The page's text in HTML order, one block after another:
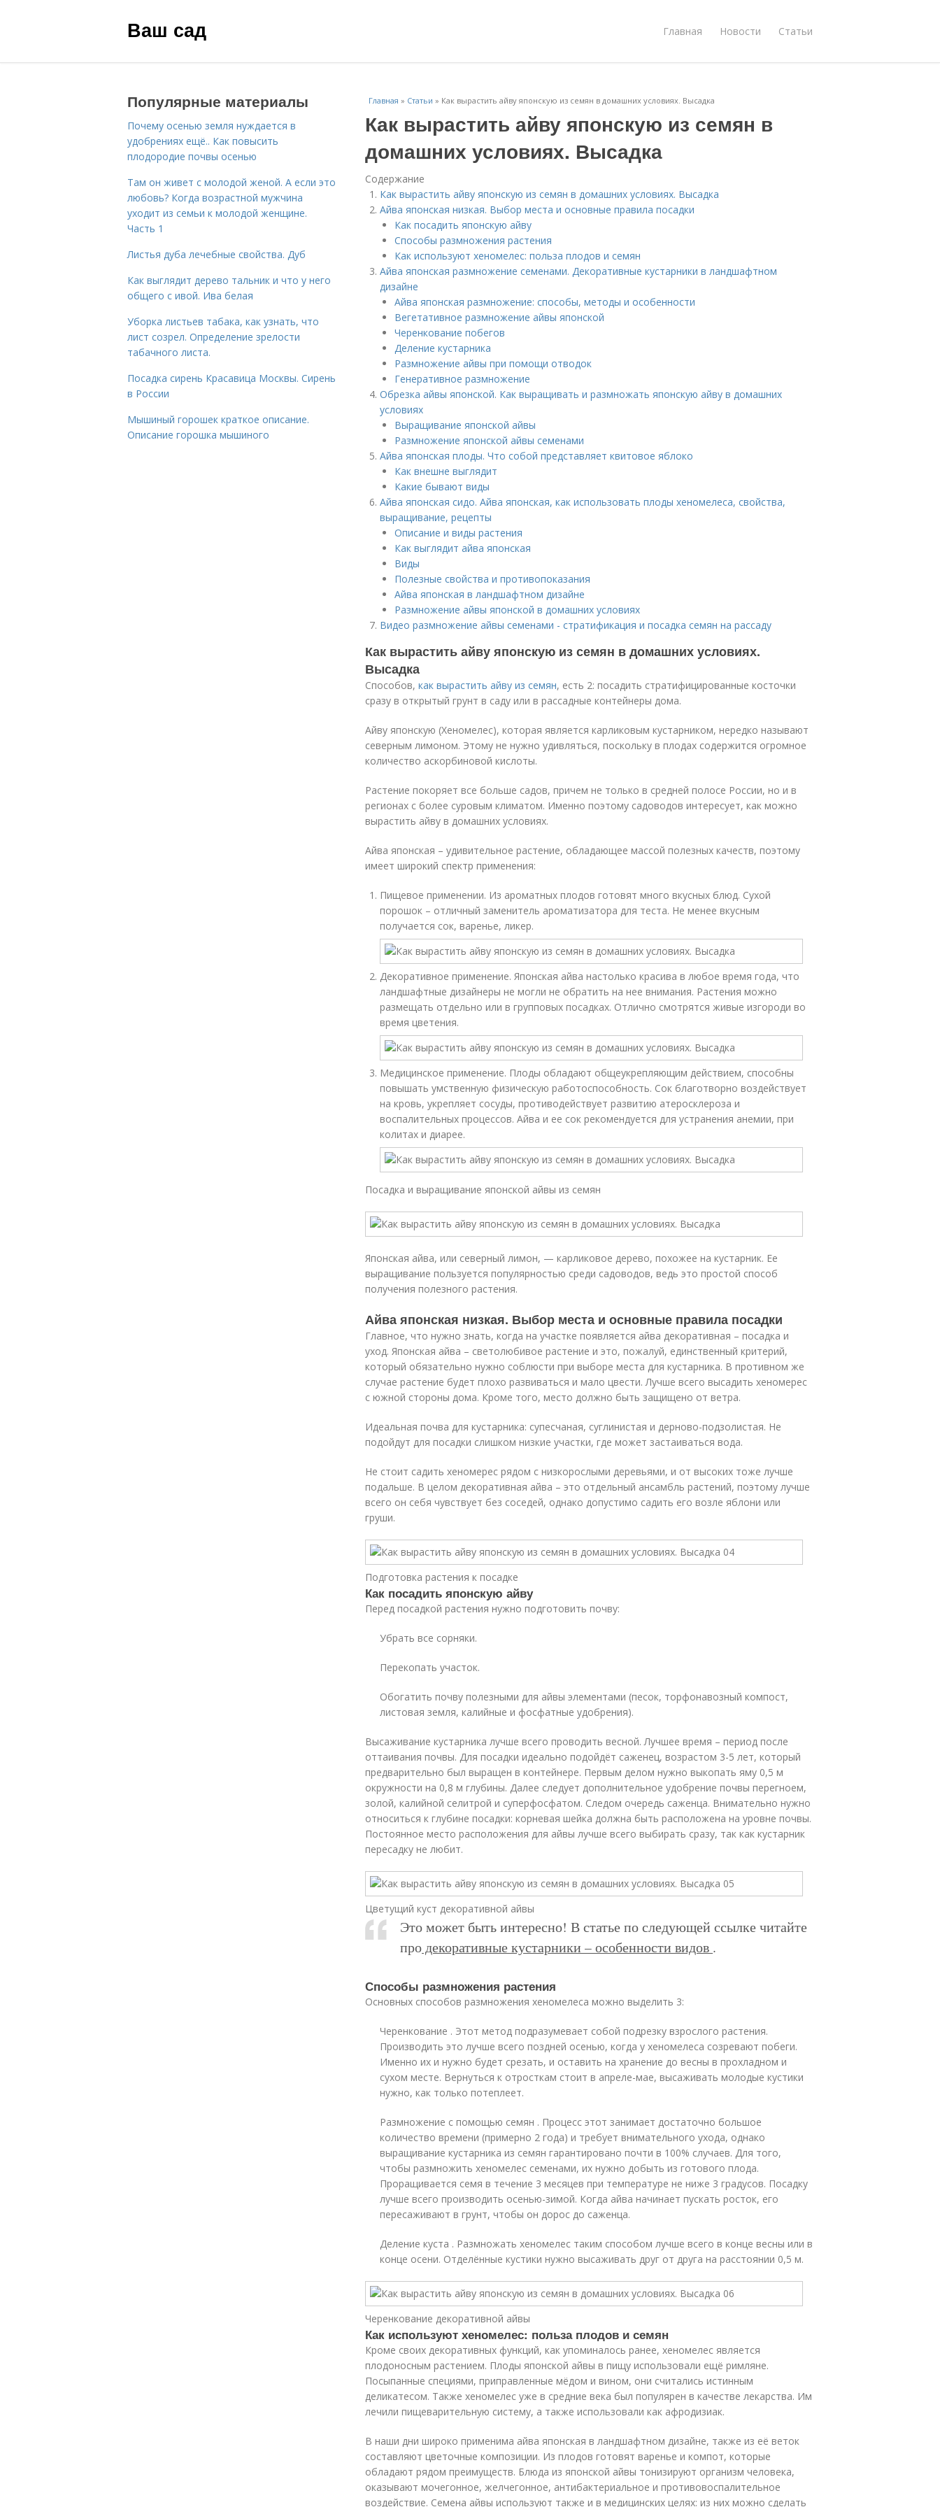
Ваш сад Главная Новости Статьи
Главная » Статьи » Как вырастить айву японскую из семян в домашних условиях. Высадка
Как вырастить айву японскую из семян в
домашних условиях. Высадка
Содержание
Как вырастить айву японскую из семян в домашних условиях. Высадка
Айва японская низкая. Выбор места и основные правила посадки
Как посадить японскую айву
Способы размножения растения
Как используют хеномелес: польза плодов и семян
Айва японская размножение семенами. Декоративные кустарники в ландшафтном
дизайне
Айва японская размножение: способы, методы и особенности
Вегетативное размножение айвы японской
Черенкование побегов
Деление кустарника
Размножение айвы при помощи отводок
Генеративное размножение
Обрезка айвы японской. Как выращивать и размножать японскую айву в домашних
условиях
Выращивание японской айвы
Размножение японской айвы семенами
Айва японская плоды. Что собой представляет квитовое яблоко
Как внешне выглядит
Какие бывают виды
Айва японская сидо. Айва японская, как использовать плоды хеномелеса, свойства,
выращивание, рецепты
Описание и виды растения
Как выглядит айва японская
Виды
Полезные свойства и противопоказания
Айва японская в ландшафтном дизайне
Размножение айвы японской в домашних условиях
Видео размножение айвы семенами - стратификация и посадка семян на рассаду
Как вырастить айву японскую из семян в домашних условиях.
Высадка
Способов, как вырастить айву из семян, есть 2: посадить стратифицированные косточки
сразу в открытый грунт в саду или в рассадные контейнеры дома.
Айву японскую (Хеномелес), которая является карликовым кустарником, нередко называют
северным лимоном. Этому не нужно удивляться, поскольку в плодах содержится огромное
количество аскорбиновой кислоты.
Растение покоряет все больше садов, причем не только в средней полосе России, но и в
регионах с более суровым климатом. Именно поэтому садоводов интересует, как можно
вырастить айву в домашних условиях.
Айва японская – удивительное растение, обладающее массой полезных качеств, поэтому
имеет широкий спектр применения:
Пищевое применении. Из ароматных плодов готовят много вкусных блюд. Сухой
порошок – отличный заменитель ароматизатора для теста. Не менее вкусным
получается сок, варенье, ликер.
Декоративное применение. Японская айва настолько красива в любое время года, что
ландшафтные дизайнеры не могли не обратить на нее внимания. Растения можно
размещать отдельно или в групповых посадках. Отлично смотрятся живые изгороди во
время цветения.
Медицинское применение. Плоды обладают общеукрепляющим действием, способны
повышать умственную физическую работоспособность. Сок благотворно воздействует
на кровь, укрепляет сосуды, противодействует развитию атеросклероза и
воспалительных процессов. Айва и ее сок рекомендуется для устранения анемии, при
колитах и диарее.
Посадка и выращивание японской айвы из семян
Японская айва, или северный лимон, — карликовое дерево, похожее на кустарник. Ее
выращивание пользуется популярностью среди садоводов, ведь это простой способ
получения полезного растения.
Айва японская низкая. Выбор места и основные правила посадки
Главное, что нужно знать, когда на участке появляется айва декоративная – посадка и
уход. Японская айва – светолюбивое растение и это, пожалуй, единственный критерий,
который обязательно нужно соблюсти при выборе места для кустарника. В противном же
случае растение будет плохо развиваться и мало цвести. Лучше всего высадить хеномерес
с южной стороны дома. Кроме того, место должно быть защищено от ветра.
Идеальная почва для кустарника: супесчаная, суглинистая и дерново-подзолистая. Не
подойдут для посадки слишком низкие участки, где может застаиваться вода.
Не стоит садить хеномерес рядом с низкорослыми деревьями, и от высоких тоже лучше
подальше. В целом декоративная айва – это отдельный ансамбль растений, поэтому лучше
всего он себя чувствует без соседей, однако допустимо садить его возле яблони или
груши.
Подготовка растения к посадке
Как посадить японскую айву
Перед посадкой растения нужно подготовить почву:
Убрать все сорняки.
Перекопать участок.
Обогатить почву полезными для айвы элементами (песок, торфонавозный компост,
листовая земля, калийные и фосфатные удобрения).
Высаживание кустарника лучше всего проводить весной. Лучшее время – период после
оттаивания почвы. Для посадки идеально подойдёт саженец, возрастом 3-5 лет, который
предварительно был выращен в контейнере. Первым делом нужно выкопать яму 0,5 м
окружности на 0,8 м глубины. Далее следует дополнительное удобрение почвы перегноем,
золой, калийной селитрой и суперфосфатом. Следом очередь саженца. Внимательно нужно
относиться к глубине посадки: корневая шейка должна быть расположена на уровне почвы.
Постоянное место расположения для айвы лучше всего выбирать сразу, так как кустарник
пересадку не любит.
Цветущий куст декоративной айвы
Это может быть интересно! В статье по следующей ссылке читайте
продекоративные кустарники – особенности видов .
Способы размножения растения
Основных способов размножения хеномелеса можно выделить 3:
Черенкование . Этот метод подразумевает собой подрезку взрослого растения.
Производить это лучше всего поздней осенью, когда у хеномелеса созревают побеги.
Именно их и нужно будет срезать, и оставить на хранение до весны в прохладном и
сухом месте. Вернуться к отросткам стоит в апреле-мае, высаживать молодые кустики
нужно, как только потеплеет.
Размножение с помощью семян . Процесс этот занимает достаточно большое
количество времени (примерно 2 года) и требует внимательного ухода, однако
выращивание кустарника из семян гарантировано почти в 100% случаев. Для того,
чтобы размножить хеномелес семенами, их нужно добыть из готового плода.
Проращивается семя в течение 3 месяцев при температуре не ниже 3 градусов. Посадку
лучше всего производить осенью-зимой. Когда айва начинает пускать росток, его
пересаживают в грунт, чтобы он дорос до саженца.
Деление куста . Размножать хеномелес таким способом лучше всего в конце весны или в
конце осени. Отделённые кустики нужно высаживать друг от друга на расстоянии 0,5 м.
Черенкование декоративной айвы
Как используют хеномелес: польза плодов и семян
Кроме своих декоративных функций, как упоминалось ранее, хеномелес является
плодоносным растением. Плоды японской айвы в пищу использовали ещё римляне.
Посыпанные специями, приправленные мёдом и вином, они считались истинным
деликатесом. Также хеномелес уже в средние века был популярен в качестве лекарства. Им
лечили пищеварительную систему, а также использовали как афродизиак.
В наши дни широко применима айва японская в ландшафтном дизайне, также из её веток
составляют цветочные композиции. Из плодов готовят варенье и компот, которые
обладают рядом преимуществ. Блюда из японской айвы тонизируют организм человека,
оказывают мочегонное, желчегонное, антибактериальное и противовоспалительное
воздействие. Семена айвы используют также и в медицинских целях: из них можно сделать
Популярные материалы
Почему осенью земля нуждается в
удобрениях ещё.. Как повысить
плодородие почвы осенью
Там он живет с молодой женой. А если это
любовь? Когда возрастной мужчина
уходит из семьи к молодой женщине.
Часть 1
Листья дуба лечебные свойства. Дуб
Как выглядит дерево тальник и что у него
общего с ивой. Ива белая
Уборка листьев табака, как узнать, что
лист созрел. Определение зрелости
табачного листа.
Посадка сирень Красавица Москвы. Сирень
в России
Мышиный горошек краткое описание.
Описание горошка мышиного